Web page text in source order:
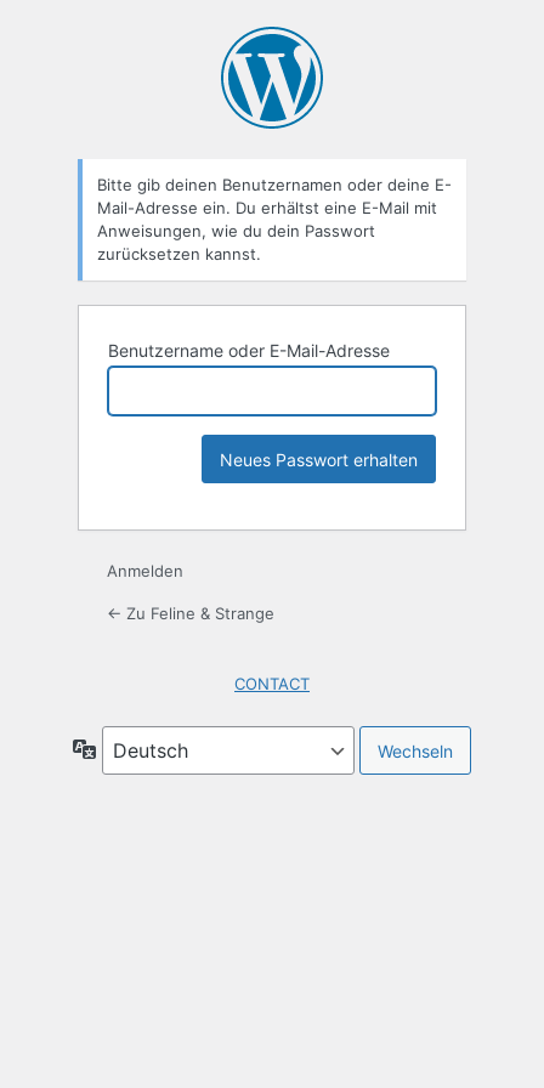
Bitte gib deinen Benutzernamen oder deine E-
Mail-Adresse ein. Du erhältst eine E-Mail mit
Anweisungen, wie du dein Passwort
zurücksetzen kannst.
Benutzername oder E-Mail-Adresse
Anmelden
← Zu Feline & Strange
CONTACT
Sprache